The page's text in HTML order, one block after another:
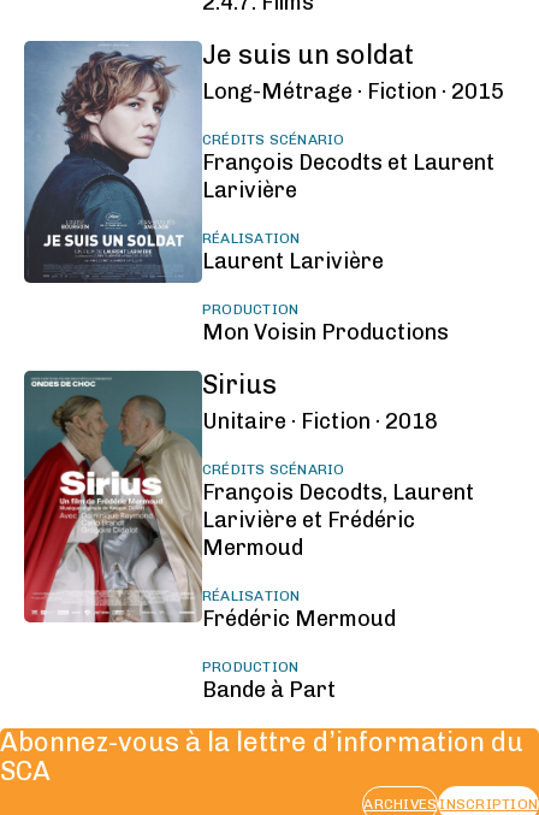
Je suis un soldat
Long-Métrage · Fiction · 2015
CRÉDITS SCÉNARIO
François Decodts et Laurent
Larivière
RÉALISATION
Laurent Larivière
PRODUCTION
Mon Voisin Productions
Sirius
Unitaire · Fiction · 2018
CRÉDITS SCÉNARIO
François Decodts, Laurent
Larivière et Frédéric
Mermoud
RÉALISATION
Frédéric Mermoud
PRODUCTION
Bande à Part
Abonnez-vous à la lettre d’information du
SCA
ARCHIVESINSCRIPTION